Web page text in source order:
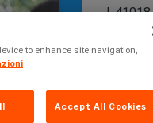
I-41018
p.iva
Plan
to enhance site navigation,
Accept All Cookies